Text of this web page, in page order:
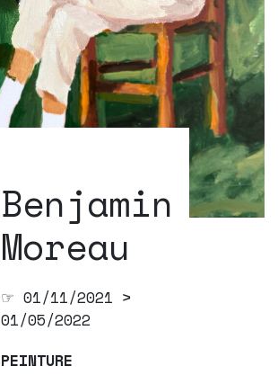
Benjamin
Moreau
☞ 01/11/2021 >
01/05/2022
PEINTURE